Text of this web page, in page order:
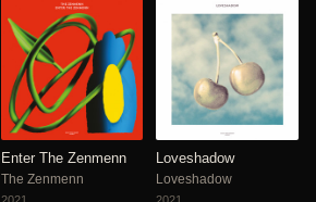
Enter The Zenmenn
The Zenmenn
Loveshadow
Loveshadow